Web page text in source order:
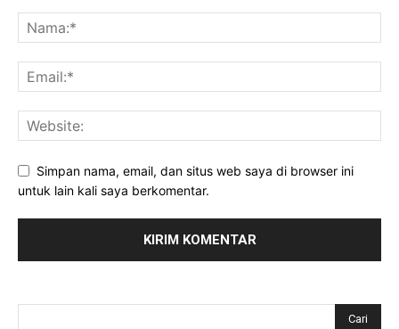
Simpan nama, email, dan situs web saya di browser ini
untuk lain kali saya berkomentar.